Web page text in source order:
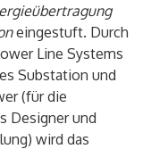
eingestuft. Durch
Line Systems
Substation und
(für die
Designer und
wird das